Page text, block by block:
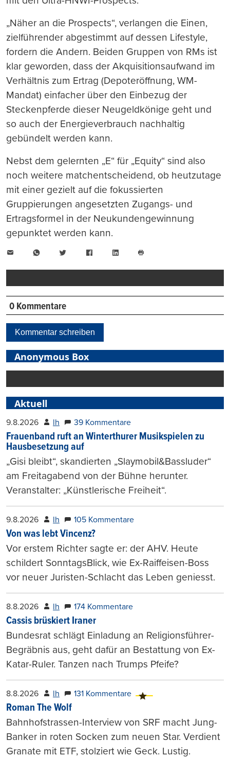
„Näher an die Prospects“, verlangen die Einen,
zielführender abgestimmt auf dessen Lifestyle,
fordern die Andern. Beiden Gruppen von RMs ist
klar geworden, dass der Akquisitionsaufwand im
Verhältnis zum Ertrag (Depoteröffnung, WM-
Mandat) einfacher über den Einbezug der
Steckenpferde dieser Neugeldkönige geht und
so auch der Energieverbrauch nachhaltig
gebündelt werden kann.
Nebst dem gelernten „E“ für „Equity“ sind also
noch weitere matchentscheidend, ob heutzutage
mit einer gezielt auf die fokussierten
Gruppierungen angesetzten Zugangs- und
Ertragsformel in der Neukundengewinnung
gepunktet werden kann.
WhatsAppTwitter FacebookLinkedIn
drucken
0 Kommentare
Kommentar schreiben
Anonymous Box
Aktuell
9.8.2026 lh 39 Kommentare
Frauenband ruft an Winterthurer Musikspielen zu
Hausbesetzung auf
„Gisi bleibt“, skandierten „Slaymobil&Bassluder“
am Freitagabend von der Bühne herunter.
Veranstalter: „Künstlerische Freiheit“.
9.8.2026 lh 105 Kommentare
Von was lebt Vincenz?
Vor erstem Richter sagte er: der AHV. Heute
schildert SonntagsBlick, wie Ex-Raiffeisen-Boss
vor neuer Juristen-Schlacht das Leben geniesst.
8.8.2026 lh 174 Kommentare
Cassis brüskiert Iraner
Bundesrat schlägt Einladung an Religionsführer-
Begräbnis aus, geht dafür an Bestattung von Ex-
Katar-Ruler. Tanzen nach Trumps Pfeife?
8.8.2026 lh 131 Kommentare
Roman The Wolf
Bahnhofstrassen-Interview von SRF macht Jung-
Banker in roten Socken zum neuen Star. Verdient
Granate mit ETF, stolziert wie Geck. Lustig.